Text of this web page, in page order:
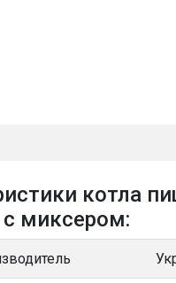
котла
миксером: